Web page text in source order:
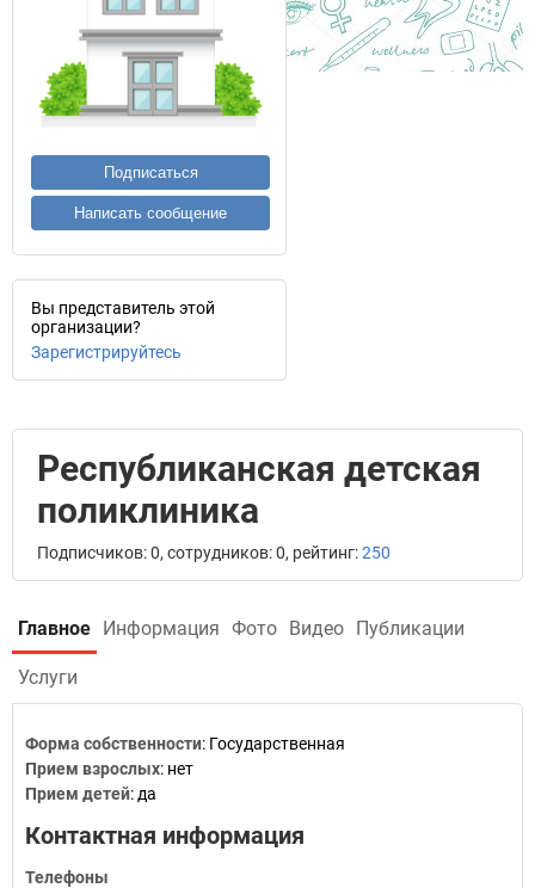
Подписаться
Написать сообщение
Вы представитель этой
организации?
Зарегистрируйтесь
Республиканская детская
поликлиника
Подписчиков: 0, сотрудников: 0, рейтинг:250
Главное Информация Фото Видео Публикации
Услуги
Форма собственности: Государственная
Прием взрослых: нет
Прием детей: да
Контактная информация
Телефоны